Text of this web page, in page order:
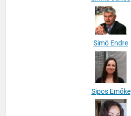
Simó Endre
Sipos Emőke